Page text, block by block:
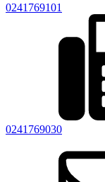
0241769101
0241769030